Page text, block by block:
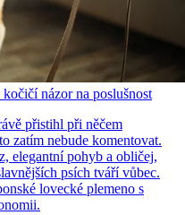
názor na poslušnost
přistihl při něčem
zatím nebude komentovat.
elegantní pohyb a obličej,
psích tváří vůbec.
lovecké plemeno s